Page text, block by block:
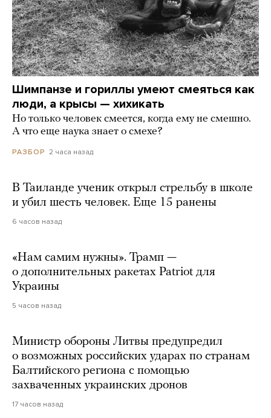
Шимпанзе и гориллы умеют смеяться как
люди, а крысы — хихикать
Но только человек смеется, когда ему не смешно.
А что еще наука знает о смехе?
РАЗБОР 2 часа назад
В Таиланде ученик открыл стрельбу в школе
и убил шесть человек. Еще 15 ранены
6 часов назад
«Нам самим нужны». Трамп —
о дополнительных ракетах Patriot для
Украины
5 часов назад
Министр обороны Литвы предупредил
о возможных российских ударах по странам
Балтийского региона с помощью
захваченных украинских дронов
17 часов назад